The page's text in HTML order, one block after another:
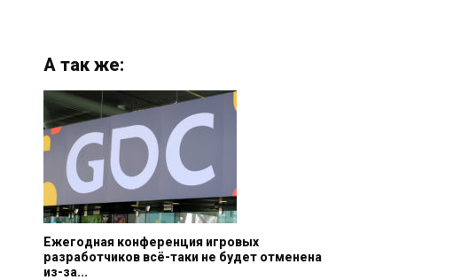
А так же:
Ежегодная конференция игровых
разработчиков всё-таки не будет отменена
из-за...